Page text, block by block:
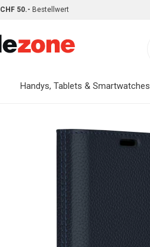
CHF 50.- Bestellwert
Handys, Tablets & Smartwatches